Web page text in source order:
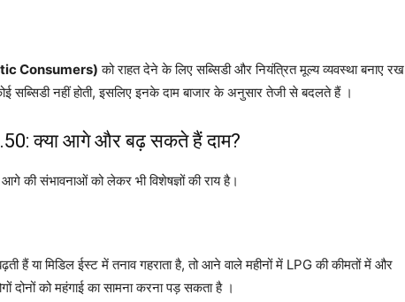
Consumers) को राहत देने के लिए सब्सिडी और नियंत्रित मूल्य व्यवस्था बनाए रख
सब्सिडी नहीं होती, इसलिए इनके दाम बाजार के अनुसार तेजी से बदलते हैं ।
क्या आगे और बढ़ सकते हैं दाम?
की संभावनाओं को लेकर भी विशेषज्ञों की राय है।
हैं या मिडिल ईस्ट में तनाव गहराता है, तो आने वाले महीनों में LPG की कीमतों में और
दोनों को महंगाई का सामना करना पड़ सकता है ।